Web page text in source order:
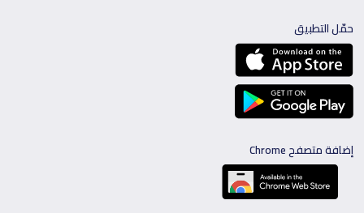
حمّل التطبيق
إضافة متصفح Chrome